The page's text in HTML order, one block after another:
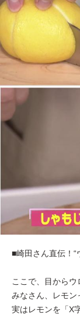
■崎田さん直伝！“
ここで、目からウ
みなさん、レモン
実はレモンを「X